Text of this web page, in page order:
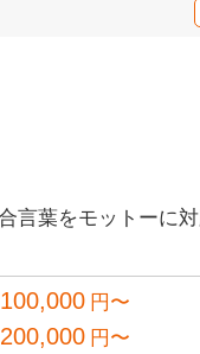
葉をモットーに対
100,000 円〜
200,000 円〜